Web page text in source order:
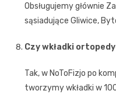
Obsługujemy głównie
sąsiadujące Gliwice,
Czy wkładki
Tak, w NoToFizjo po
tworzymy wkładki w